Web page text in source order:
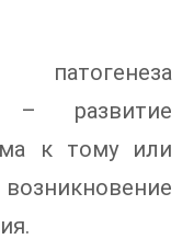
– развитие
к тому или